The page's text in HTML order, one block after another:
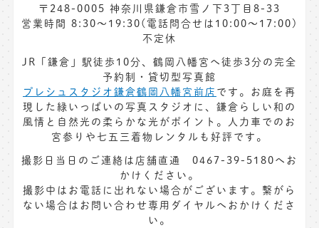
〒248-0005 神奈川県鎌倉市雪ノ下3丁目8-33
営業時間 8:30〜19:30(電話問合せは10:00～17:00)
不定休
JR「鎌倉」駅徒歩10分、鶴岡八幡宮へ徒歩3分の完全
予約制・貸切型写真館
プレシュスタジオ鎌倉鶴岡八幡宮前店 です。お庭を再
現した緑いっぱいの写真スタジオに、鎌倉らしい和の
風情と自然光の柔らかな光がポイント。人力車でのお
宮参りや七五三着物レンタルも好評です。
撮影日当日のご連絡は店舗直通 0467-39-5180へお
かけください。
撮影中はお電話に出れない場合がございます。繋がら
ない場合はお問い合わせ専用ダイヤルへおかけくださ
い。